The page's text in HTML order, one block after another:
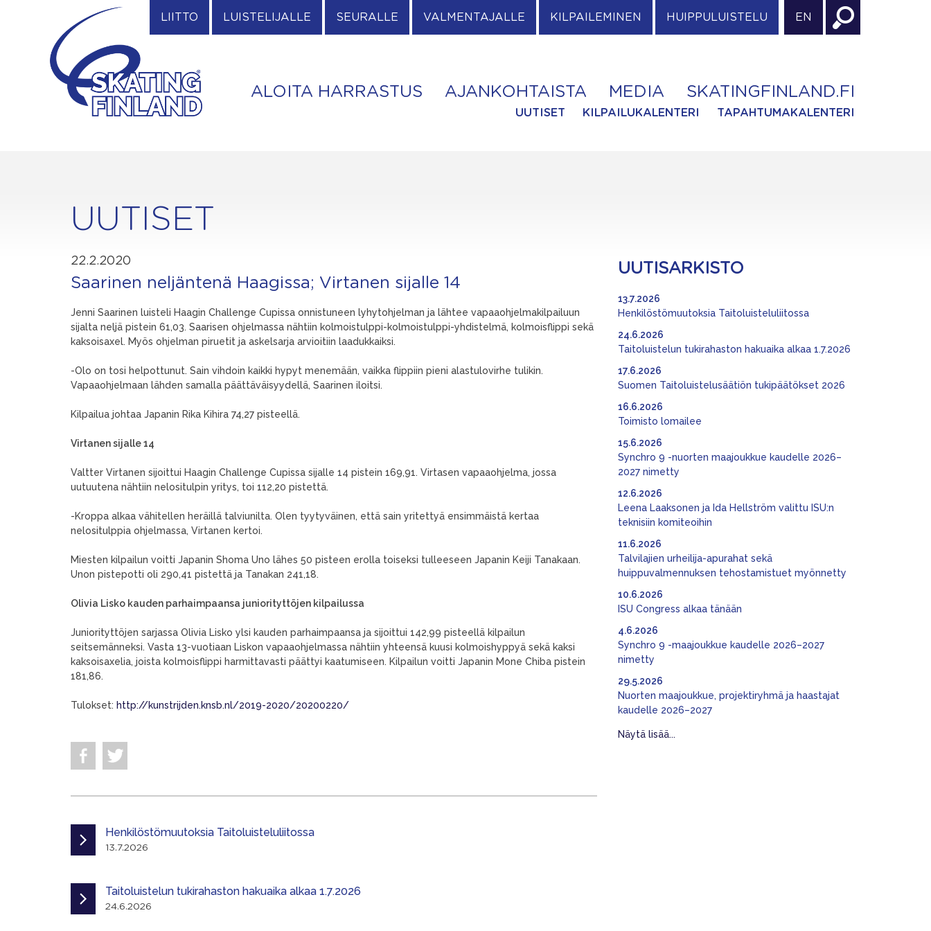
LIITTO LUISTELIJALLE SEURALLE VALMENTAJALLE KILPAILEMINEN HUIPPULUISTELU EN
ALOITA HARRASTUS AJANKOHTAISTA MEDIA SKATINGFINLAND.FI
UUTISET KILPAILUKALENTERI TAPAHTUMAKALENTERI
UUTISET
22.2.2020
Saarinen neljäntenä Haagissa; Virtanen sijalle 14
Jenni Saarinen luisteli Haagin Challenge Cupissa onnistuneen lyhytohjelman ja lähtee vapaaohjelmakilpailuun
sijalta neljä pistein 61,03. Saarisen ohjelmassa nähtiin kolmoistulppi-kolmoistulppi-yhdistelmä, kolmoisflippi sekä
kaksoisaxel. Myös ohjelman piruetit ja askelsarja arvioitiin laadukkaiksi.
-Olo on tosi helpottunut. Sain vihdoin kaikki hypyt menemään, vaikka flippiin pieni alastulovirhe tulikin.
Vapaaohjelmaan lähden samalla päättäväisyydellä, Saarinen iloitsi.
Kilpailua johtaa Japanin Rika Kihira 74,27 pisteellä.
Virtanen sijalle 14
Valtter Virtanen sijoittui Haagin Challenge Cupissa sijalle 14 pistein 169,91. Virtasen vapaaohjelma, jossa
uutuutena nähtiin nelositulpin yritys, toi 112,20 pistettä.
-Kroppa alkaa vähitellen heräillä talviunilta. Olen tyytyväinen, että sain yritettyä ensimmäistä kertaa
nelositulppia ohjelmassa, Virtanen kertoi.
Miesten kilpailun voitti Japanin Shoma Uno lähes 50 pisteen erolla toiseksi tulleeseen Japanin Keiji Tanakaan.
Unon pistepotti oli 290,41 pistettä ja Tanakan 241,18.
Olivia Lisko kauden parhaimpaansa juniorityttöjen kilpailussa
Juniorityttöjen sarjassa Olivia Lisko ylsi kauden parhaimpaansa ja sijoittui 142,99 pisteellä kilpailun
seitsemänneksi. Vasta 13-vuotiaan Liskon vapaaohjelmassa nähtiin yhteensä kuusi kolmoishyppyä sekä kaksi
kaksoisaxelia, joista kolmoisflippi harmittavasti päättyi kaatumiseen. Kilpailun voitti Japanin Mone Chiba pistein
181,86.
Tulokset: http://kunstrijden.knsb.nl/2019-2020/20200220/
Henkilöstömuutoksia Taitoluisteluliitossa
13.7.2026
Taitoluistelun tukirahaston hakuaika alkaa 1.7.2026
24.6.2026
UUTISARKISTO
Henkilöstömuutoksia Taitoluisteluliitossa
13.7.2026
Taitoluistelun tukirahaston hakuaika alkaa 1.7.2026
24.6.2026
Suomen Taitoluistelusäätiön tukipäätökset 2026
17.6.2026
Toimisto lomailee
16.6.2026
Synchro 9 -nuorten maajoukkue kaudelle 2026–
2027 nimetty
15.6.2026
Leena Laaksonen ja Ida Hellström valittu ISU:n
teknisiin komiteoihin
12.6.2026
Talvilajien urheilija-apurahat sekä
huippuvalmennuksen tehostamistuet myönnetty
11.6.2026
ISU Congress alkaa tänään
10.6.2026
Synchro 9 -maajoukkue kaudelle 2026–2027
nimetty
4.6.2026
Nuorten maajoukkue, projektiryhmä ja haastajat
kaudelle 2026–2027
29.5.2026
Näytä lisää...